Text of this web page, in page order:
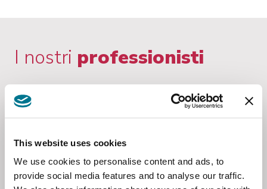
This website uses cookies
We use cookies to personalise content and ads, to
provide social media features and to analyse our traffic.
I nostri professionisti
AREA DI ATTIVITÀ